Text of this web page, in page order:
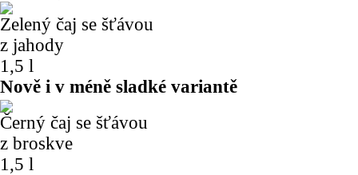
Zelený čaj se šťávou
z jahody
1,5 l
Nově i v méně sladké variantě
Černý čaj se šťávou
z broskve
1,5 l